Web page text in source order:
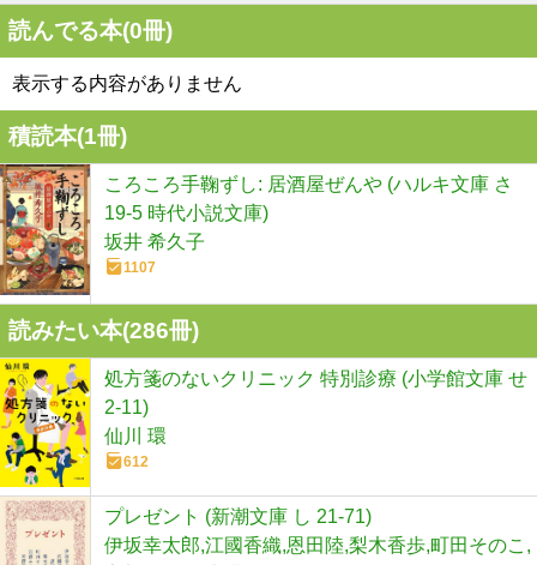
読んでる本(0冊)
表示する内容がありません
積読本(1冊)
ころころ手鞠ずし: 居酒屋ぜんや (ハルキ文庫 さ
19-5 時代小説文庫)
坂井 希久子
1107
読みたい本(286冊)
処方箋のないクリニック 特別診療 (小学館文庫 せ
2-11)
仙川 環
612
プレゼント (新潮文庫 し 21-71)
伊坂幸太郎,江國香織,恩田陸,梨木香歩,町田そのこ,